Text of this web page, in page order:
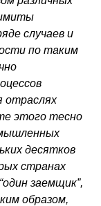
случаев и
по таким
отраслях
этого тесно
десятков
странах
заемщик”,
образом,